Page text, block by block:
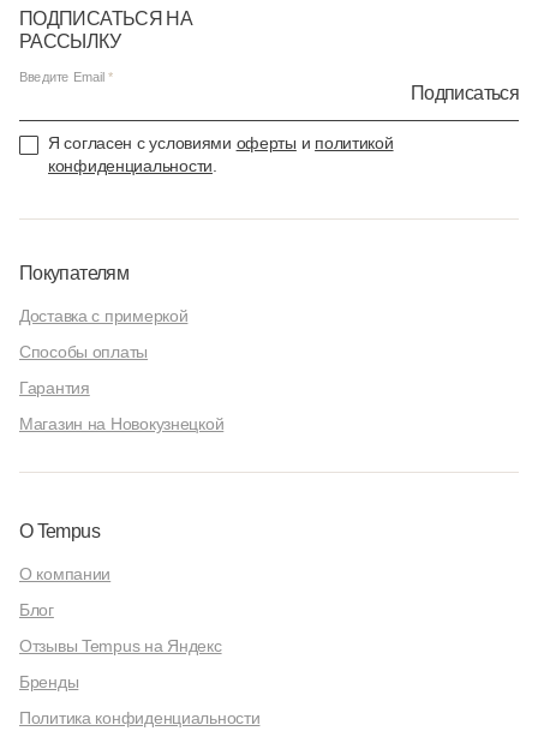
ПОДПИСАТЬСЯ НА
РАССЫЛКУ
Введите Email
Подписаться
Я согласен с условиями оферты и политикой
конфиденциальности
Покупателям
Доставка с примеркой
Способы оплаты
Гарантия
Магазин на Новокузнецкой
О Tempus
О компании
Блог
Отзывы Tempus на Яндекс
Бренды
Политика конфиденциальности